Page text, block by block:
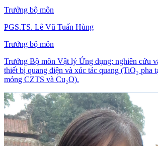
Trưởng bộ môn
PGS.TS. Lê Vũ Tuấn Hùng
Trưởng bộ môn
Trưởng Bộ môn Vật lý Ứng dụng; nghiên cứu
thiết bị quang điện và xúc tác quang (TiO₂ pha
mỏng CZTS và Cu₂O).